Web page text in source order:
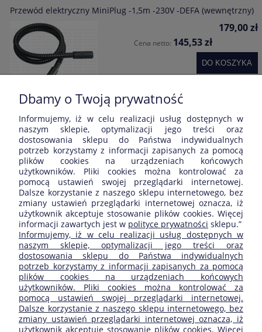
Przewód elektryczny MiniPlug -1,5m -230V -DEFA (wewnętrzny)
179,00 zł
Cena netto: 145,53 zł
DO KOSZYKA
Opinie o produkcie (0)
Wyświetlane są wszystkie opinie (pozytywne i negatywne). Nie
weryfikujemy, czy pochodzą one od klientów, którzy kupili dany
produkt.
ZAKUPY
POMOC
MOJE KONTO
INFORMACJE
Dbamy o Twoją prywatność
Informujemy, iż w celu realizacji usług dostępnych w
naszym sklepie, optymalizacji jego treści oraz
dostosowania sklepu do Państwa indywidualnych
potrzeb korzystamy z informacji zapisanych za pomocą
plików cookies na urządzeniach końcowych
użytkowników. Pliki cookies można kontrolować za
pomocą ustawień swojej przeglądarki internetowej.
Dalsze korzystanie z naszego sklepu internetowego, bez
zmiany ustawień przeglądarki internetowej oznacza, iż
użytkownik akceptuje stosowanie plików cookies. Więcej
informacji zawartych jest w polityce prywatności sklepu.”
Informujemy, iż w celu realizacji usług dostępnych w
naszym sklepie, optymalizacji jego treści oraz
dostosowania sklepu do Państwa indywidualnych
potrzeb korzystamy z informacji zapisanych za pomocą
plików cookies na urządzeniach końcowych
użytkowników. Pliki cookies można kontrolować za
pomocą ustawień swojej przeglądarki internetowej.
Dalsze korzystanie z naszego sklepu internetowego, bez
zmiany ustawień przeglądarki internetowej oznacza, iż
użytkownik akceptuje stosowanie plików cookies. Więcej